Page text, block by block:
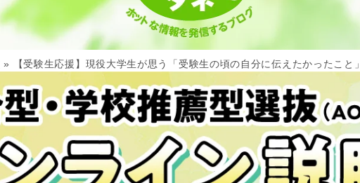
» 【受験生応援】現役大学生が思う「受験生の頃の自分に伝えたかったこと」